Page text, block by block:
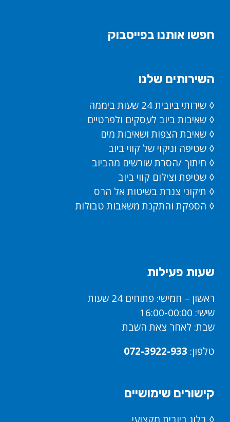
חפשו אותנו בפייסבוק
השירותים שלנו
◊ שירותי ביובית 24 שעות ביממה
◊ שאיבות ביוב לעסקים ולפרטיים
◊ שאיבת הצפות ושאיבות מים
◊ שטיפה וניקוי של קווי ביוב
◊ חיתוך /הסרת שורשים מהביוב
◊ שטיפת וצילום קווי ביוב
◊ תיקוני צנרת בשיטות אל הרס
◊ הספקת והתקנת משאבות טבולות
שעות פעילות
ראשון – חמישי: פתוחים 24 שעות
שישי: 16:00-00:00
שבת: לאחר צאת השבת
טלפון: 072-3922-933
קישורים שימושיים